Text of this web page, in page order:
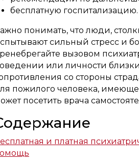
бесплатную госпитализацию.
понимать, что люди,
сильный стресс и
вызовом
или личности
со стороны
пожилого человека,
посетить врача
и платная